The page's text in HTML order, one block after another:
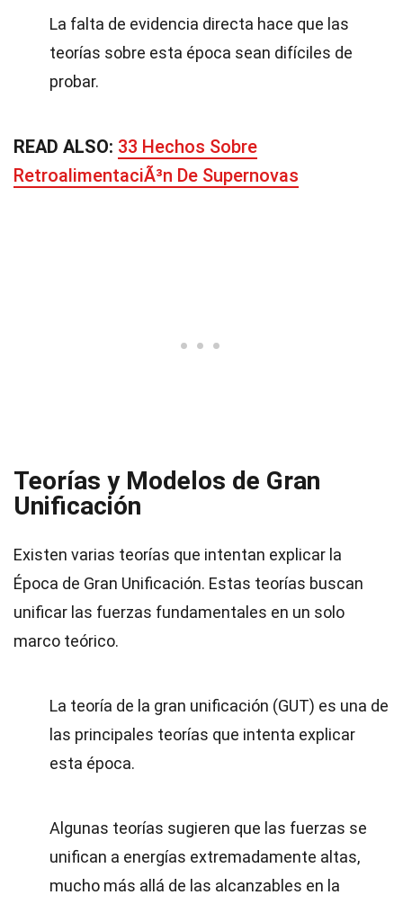
La falta de evidencia directa hace que las
teorías sobre esta época sean difíciles de
probar.
READ ALSO: 33 Hechos Sobre
RetroalimentaciÃ³n De Supernovas
Teorías y Modelos de Gran
Unificación
Existen varias teorías que intentan explicar la
Época de Gran Unificación. Estas teorías buscan
unificar las fuerzas fundamentales en un solo
marco teórico.
La teoría de la gran unificación (GUT) es una de
las principales teorías que intenta explicar
esta época.
Algunas teorías sugieren que las fuerzas se
unifican a energías extremadamente altas,
mucho más allá de las alcanzables en la